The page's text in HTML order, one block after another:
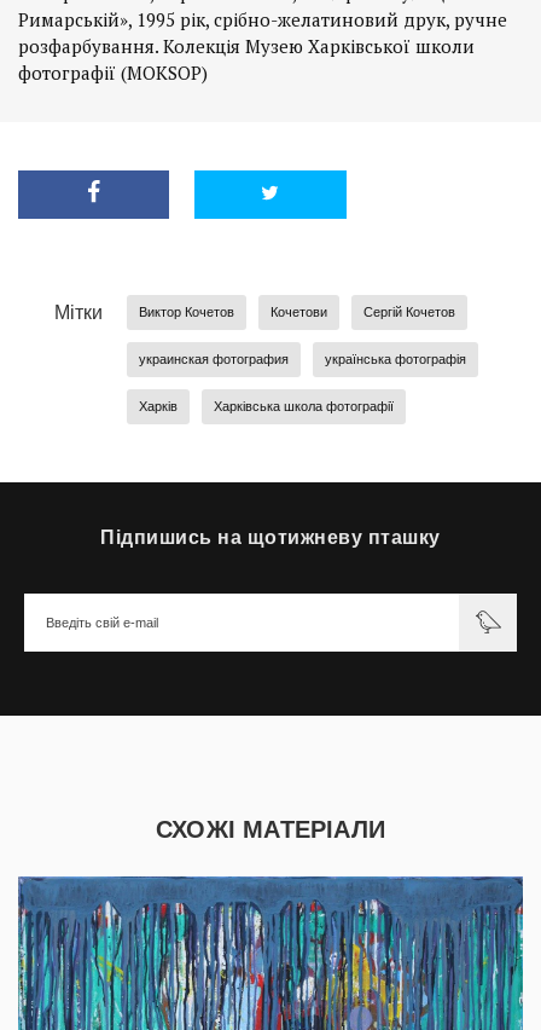
Римарській», 1995 рік, срібно-желатиновий друк, ручне
розфарбування. Колекція Музею Харківської школи
фотографії (MOKSOP)
Мітки Виктор Кочетов Кочетови Сергій Кочетов
украинская фотография українська фотографія
Харків Харківська школа фотографії
Підпишись на щотижневу пташку
СХОЖІ МАТЕРІАЛИ